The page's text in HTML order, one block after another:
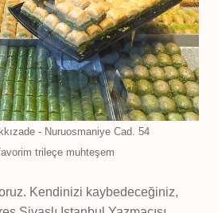
- Nuruosmaniye Cad. 54
trileçe muhteşem
Kendinizi kaybedeceğiniz,